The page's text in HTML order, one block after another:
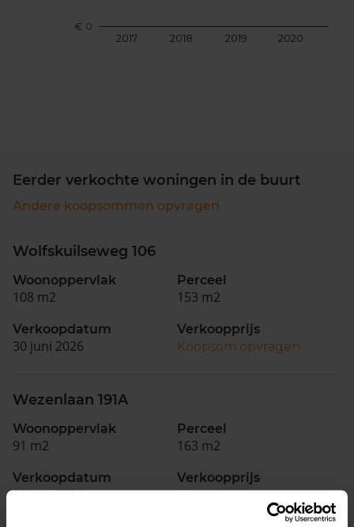
2017 2018 2019 2020
€ 0
Eerder verkochte woningen in de buurt
Andere koopsommen opvragen
Wolfskuilseweg 106
Woonoppervlak
108 m2
Perceel
153 m2
Verkoopdatum
30 juni 2026
Verkoopprijs
Koopsom opvragen
Wezenlaan 191A
Woonoppervlak
91 m2
Perceel
163 m2
Verkoopdatum
30 juni 2026
Verkoopprijs
Koopsom opvragen